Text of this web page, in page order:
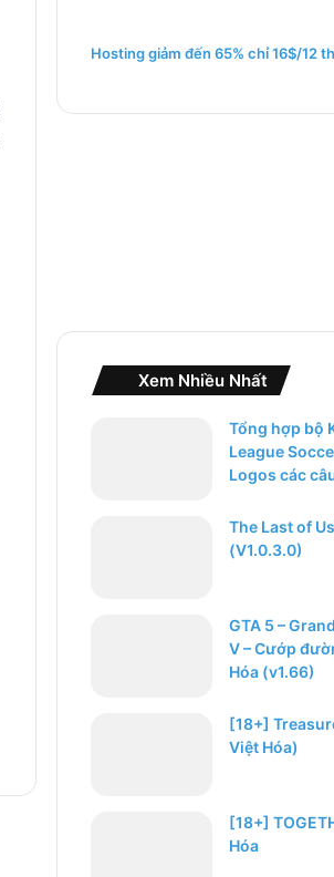
Hosting giảm đến 65% chỉ 16$/12
Xem Nhiều Nhất
Tổng hợp bộ
League
Logos các
The Last of
(V1.0.3.0)
GTA 5 –
V – Cướp
Hóa (v1.66)
[18+]
Việt Hóa)
[18+]
Hóa